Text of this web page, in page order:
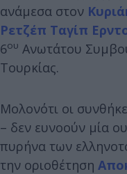
ανάμεσα στον
Ρετζέπ Ταγίπ
6ου Ανωτάτου
Τουρκίας.
Μολονότι οι
– δεν ευνοούν μία
πυρήνα των
την οριοθέτηση